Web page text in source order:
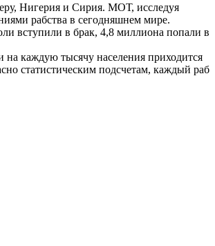
Нигерия и Сирия. МОТ, исследуя
рабства в сегодняшнем мире.
вступили в брак, 4,8 миллиона попали в
на каждую тысячу населения приходится
статистическим подсчетам, каждый раб